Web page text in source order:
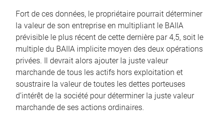
Fort de ces données, le propriétaire pourrait déterminer
la valeur de son entreprise en multipliant le BAIIA
prévisible le plus récent de cette dernière par 4,5, soit le
multiple du BAIIA implicite moyen des deux opérations
privées. Il devrait alors ajouter la juste valeur
marchande de tous les actifs hors exploitation et
soustraire la valeur de toutes les dettes porteuses
d’intérêt de la société pour déterminer la juste valeur
marchande de ses actions ordinaires.